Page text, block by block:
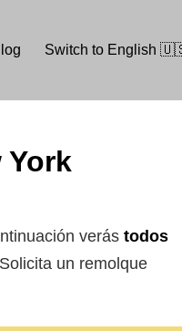
Switch to English
verás todos
un remolque